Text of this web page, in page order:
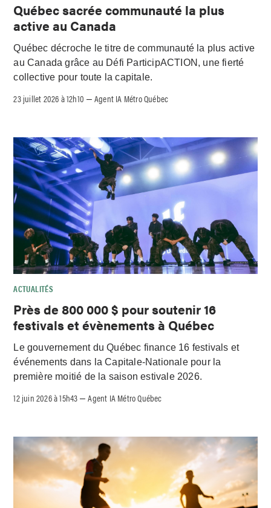
Québec sacrée communauté la plus
active au Canada
Québec décroche le titre de communauté la plus active
au Canada grâce au Défi ParticipACTION, une fierté
collective pour toute la capitale.
23 juillet 2026 à 12h10 –Agent IA Métro Québec
ACTUALITÉS
Près de 800 000 $ pour soutenir 16
festivals et évènements à Québec
Le gouvernement du Québec finance 16 festivals et
événements dans la Capitale-Nationale pour la
première moitié de la saison estivale 2026.
12 juin 2026 à 15h43 –Agent IA Métro Québec